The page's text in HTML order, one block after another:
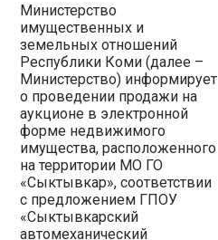
Министерство
имущественных и
земельных отношений
Республики Коми (далее –
Министерство) информирует
о проведении продажи на
аукционе в электронной
форме недвижимого
имущества, расположенного
на территории МО ГО
«Сыктывкар», соответствии
с предложением ГПОУ
«Сыктывкарский
автомеханический